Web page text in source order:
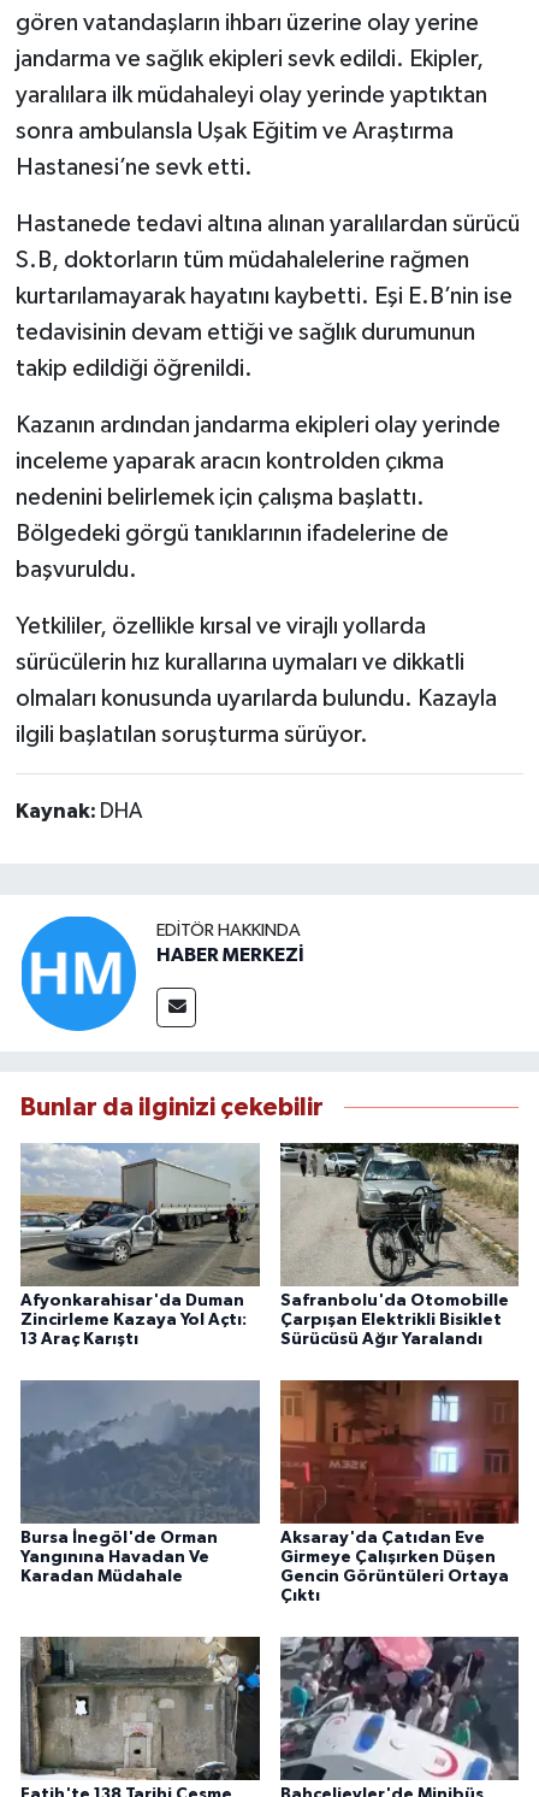
gören vatandaşların ihbarı üzerine olay yerine
jandarma ve sağlık ekipleri sevk edildi. Ekipler,
yaralılara ilk müdahaleyi olay yerinde yaptıktan
sonra ambulansla Uşak Eğitim ve Araştırma
Hastanesi’ne sevk etti.
Hastanede tedavi altına alınan yaralılardan sürücü
S.B, doktorların tüm müdahalelerine rağmen
kurtarılamayarak hayatını kaybetti. Eşi E.B’nin ise
tedavisinin devam ettiği ve sağlık durumunun
takip edildiği öğrenildi.
Kazanın ardından jandarma ekipleri olay yerinde
inceleme yaparak aracın kontrolden çıkma
nedenini belirlemek için çalışma başlattı.
Bölgedeki görgü tanıklarının ifadelerine de
başvuruldu.
Yetkililer, özellikle kırsal ve virajlı yollarda
sürücülerin hız kurallarına uymaları ve dikkatli
olmaları konusunda uyarılarda bulundu. Kazayla
ilgili başlatılan soruşturma sürüyor.
Kaynak: DHA
EDITÖR HAKKINDA
HABER MERKEZİ
Bunlar da ilginizi çekebilir
Afyonkarahisar'da Duman
Zincirleme Kazaya Yol Açtı:
13 Araç Karıştı
Safranbolu'da Otomobille
Çarpışan Elektrikli Bisiklet
Sürücüsü Ağır Yaralandı
Bursa İnegöl'de Orman
Yangınına Havadan Ve
Karadan Müdahale
Aksaray'da Çatıdan Eve
Girmeye Çalışırken Düşen
Gencin Görüntüleri Ortaya
Çıktı